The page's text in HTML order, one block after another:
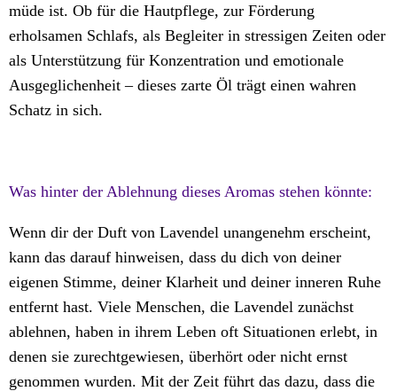
müde ist. Ob für die Hautpflege, zur Förderung
erholsamen Schlafs, als Begleiter in stressigen Zeiten oder
als Unterstützung für Konzentration und emotionale
Ausgeglichenheit – dieses zarte Öl trägt einen wahren
Schatz in sich.
Was hinter der Ablehnung dieses Aromas stehen könnte:
Wenn dir der Duft von Lavendel unangenehm erscheint,
kann das darauf hinweisen, dass du dich von deiner
eigenen Stimme, deiner Klarheit und deiner inneren Ruhe
entfernt hast. Viele Menschen, die Lavendel zunächst
ablehnen, haben in ihrem Leben oft Situationen erlebt, in
denen sie zurechtgewiesen, überhört oder nicht ernst
genommen wurden. Mit der Zeit führt das dazu, dass die